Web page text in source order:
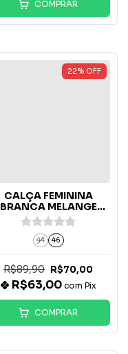
COMPRAR
22% OFF
CALÇA FEMININA
BRANCA MELANGE
FLARE 1056
44 46
R$89,90 R$70,00
R$63,00 com Pix
COMPRAR